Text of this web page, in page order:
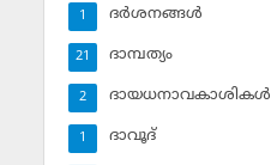
ദര്‍ശനങ്ങള്‍
1
ദാമ്പത്യം
21
ദായധനാവകാശികള്‍
2
ദാവൂദ്‌
1